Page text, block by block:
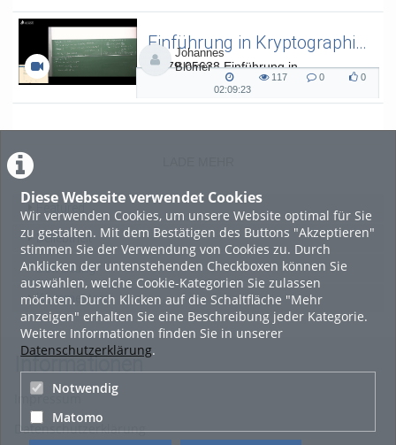
Diese Webseite verwendet Cookies
Wir verwenden Cookies, um unsere Website optimal für Sie
zu gestalten. Mit dem Bestätigen des Buttons "Akzeptieren"
stimmen Sie der Verwendung von Cookies zu. Durch
Anklicken der untenstehenden Checkboxen können Sie
auswählen, welche Cookie-Kategorien Sie zulassen
möchten. Durch Klicken auf die Schaltfläche "Mehr
anzeigen" erhalten Sie eine Beschreibung jeder Kategorie.
Weitere Informationen finden Sie in unserer
Datenschutzerklärung.
Notwendig
Matomo
Einführung in Kryptographie (in English) 15
L.079.05638 Einführung in
Kryptographie (in English) - SoSe 26
Johannes
Blömer
02:09:23
02:09:23
117
views
0
Kommentare
0
likes
Beliebtheit
Bewertung
Kommentare
Informationen
Impressum
Datenschutzerklärung